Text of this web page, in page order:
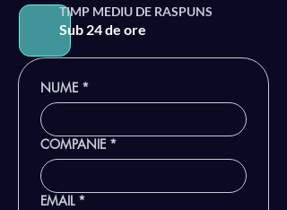
TIMP MEDIU DE RASPUNS
Sub 24 de ore
NUME *
COMPANIE *
EMAIL *